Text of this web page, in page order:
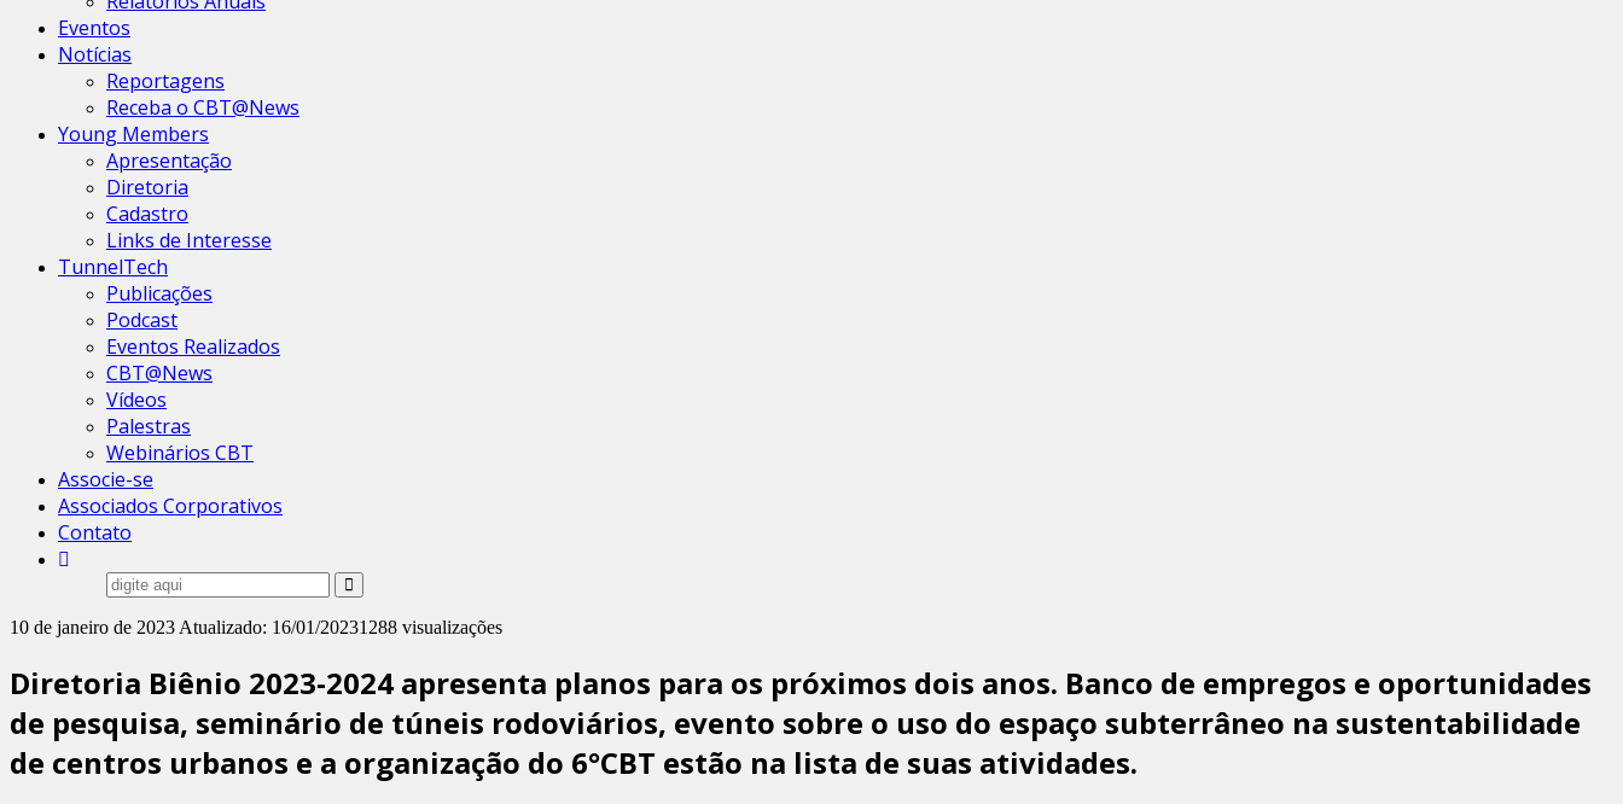
Eventos
Notícias
Reportagens
Receba o CBT@News
Young Members
Apresentação
Diretoria
Cadastro
Links de Interesse
TunnelTech
Publicações
Podcast
Eventos Realizados
CBT@News
Vídeos
Palestras
Webinários CBT
Associe-se
Associados Corporativos
Contato
10 de janeiro de 2023 Atualizado: 16/01/20231288 visualizações
Diretoria Biênio 2023-2024 apresenta planos para os próximos dois anos. Banco de empregos e oportunidades
de pesquisa, seminário de túneis rodoviários, evento sobre o uso do espaço subterrâneo na sustentabilidade
de centros urbanos e a organização do 6°CBT estão na lista de suas atividades.